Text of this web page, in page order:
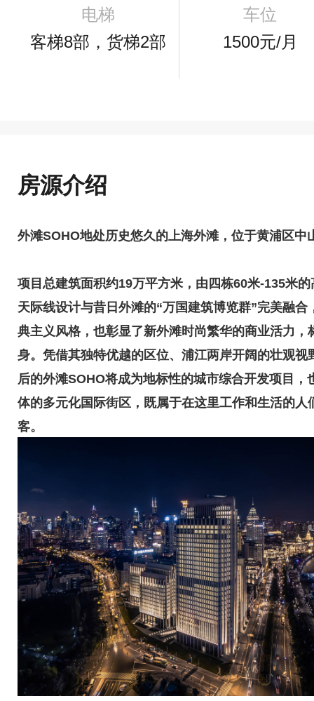
电梯
客梯8部，货梯2部
车位
1500元/月
房源介绍
外滩SOHO地处历史悠久的上海外滩，位于黄浦区中
项目总建筑面积约19万平方米，由四栋60米-135米
天际线设计与昔日外滩的“万国建筑博览群”完美融
典主义风格，也彰显了新外滩时尚繁华的商业活力
身。凭借其独特优越的区位、浦江两岸开阔的壮观
后的外滩SOHO将成为地标性的城市综合开发项目
体的多元化国际街区，既属于在这里工作和生活的
客。